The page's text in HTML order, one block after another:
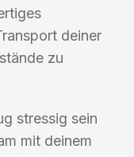
deiner
zu
stressig sein
mit deinem